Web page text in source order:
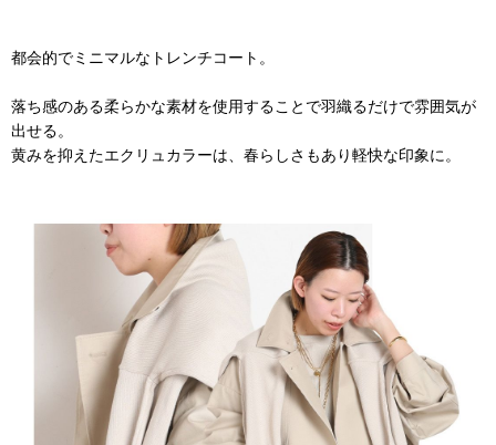
都会的でミニマルなトレンチコート。
落ち感のある柔らかな素材を使用することで羽織るだけで雰囲気が
出せる。
黄みを抑えたエクリュカラーは、春らしさもあり軽快な印象に。